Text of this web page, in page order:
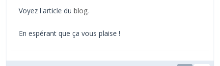
Voyez l'article du blog.
En espérant que ça vous plaise !